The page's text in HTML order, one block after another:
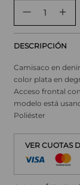
DESCRIPCIÓN
Camisaco en
color plata en
Acceso frontal
modelo está
Poliéster
VER CUOTAS